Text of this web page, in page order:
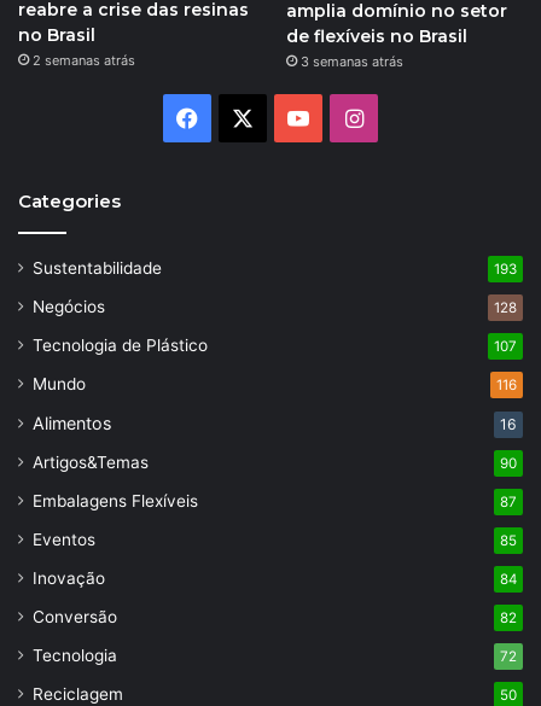
reabre a crise das resinas
no Brasil
2 semanas atrás
amplia domínio no setor
de flexíveis no Brasil
3 semanas atrás
Facebook YouTubeInstagram
Categories
Sustentabilidade 193
Negócios 128
Tecnologia de Plástico 107
Mundo 116
Alimentos 16
Artigos&Temas 90
Embalagens Flexíveis 87
Eventos 85
Inovação 84
Conversão 82
Tecnologia 72
Reciclagem 50